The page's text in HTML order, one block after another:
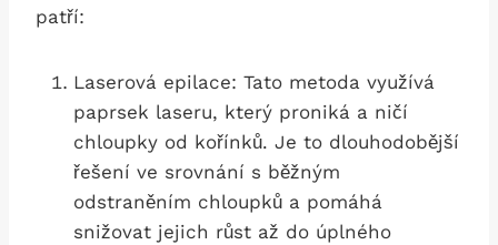
patří:
Laserová epilace: Tato metoda využívá
paprsek⁣ laseru, který proniká a ničí
chloupky od ⁣kořínků. Je to dlouhodobější
řešení ve srovnání s běžným‍
odstraněním⁢ chloupků a pomáhá
snižovat jejich růst až do úplného